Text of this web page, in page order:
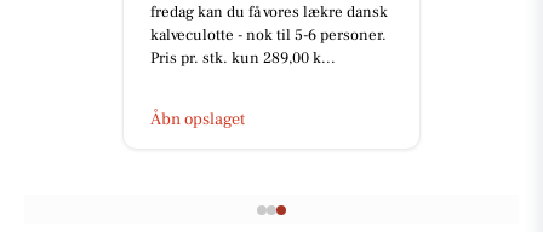
Skanderborg** byder på en velholdt
villa med skøn beliggenhed for
enden af lukket vænge...
Åbn opslaget